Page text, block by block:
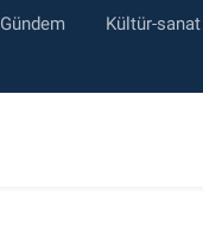
Gündem Kültür-sanat